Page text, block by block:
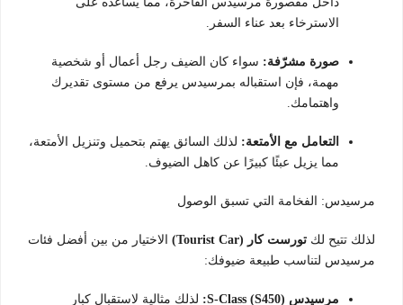
الاسترخاء بعد عناء السفر.
صورة مشرّفة: سواء كان الضيف رجل أعمال أو شخصية
مهمة، فإن استقباله بمرسيدس يرفع من مستوى تقديرك
واهتمامك.
التعامل مع الأمتعة: لذلك السائق يهتم بتحميل وتنزيل الأمتعة،
مما يزيل عبئًا كبيرًا عن كاهل الضيوف.
مرسيدس: الفخامة التي تسبق الوصول
لذلك تتيح لك تورست كار (Tourist Car)
الاختيار من بين أفضل فئات
مرسيدس لتناسب طبيعة ضيوفك:
مرسيدس S-Class (S450):
لذلك مثالية لاستقبال كبار